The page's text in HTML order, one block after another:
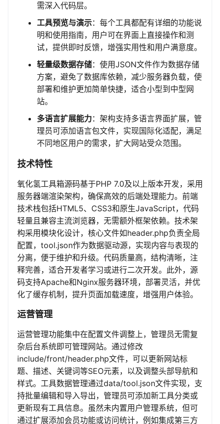
需深入代码层。
工具预览与演示：每个工具都配有详细的功能说
明和使用指南，用户可在界面上直接操作和测
试，提供即时反馈，增强实用性和用户满意度。
轻量级数据存储：使用JSON文件作为数据存储
方案，避免了数据库依赖，减少服务器负载，使
部署和维护更加简单快捷，适合小型到中型网
站。
多语言扩展能力：架构支持多语言界面扩展，管
理员可添加语言包文件，实现国际化适配，满足
不同地区用户的需求，扩大网站受众范围。
技术特性
氧化氢工具箱源码基于PHP 7.0及以上版本开发，采用
服务器端渲染架构，确保高效的后端处理能力。前端
技术栈包括HTML5、CSS3和原生JavaScript，代码
轻量且兼容主流浏览器，无需额外框架依赖。技术架
构采用模块化设计，核心文件如header.php负责全局
配置，tool.json作为数据驱动源，实现内容与表现的
分离，便于维护和升级。代码质量高，结构清晰，注
释完善，适合开发者学习或进行二次开发。此外，源
码支持Apache和Nginx服务器环境，部署灵活，并优
化了缓存机制，提升页面加载速度，增强用户体验。
运营管理
运营管理功能集中在配置文件调整上，管理员无需复
杂后台系统即可管理网站。通过修改
include/front/header.php文件，可以更新网站标
题、描述、关键词等SEO元素，以及调整头部导航和
样式。工具数据管理通过data/tool.json文件实现，支
持批量编辑和导入导出，管理员可添加新工具分类或
更新现有工具信息。虽然未内置用户管理系统，但可
通过扩展添加会员功能或访问统计，例如集成第三方